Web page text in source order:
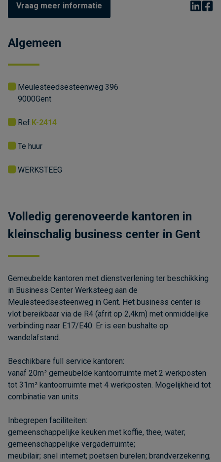
Vraag meer informatie
Algemeen
Gent
9000
Meulesteedsesteenweg 396
Ref. K-2414
Te huur
WERKSTEEG
Volledig gerenoveerde kantoren in
kleinschalig business center in Gent
Gemeubelde kantoren met dienstverlening ter beschikking
in Business Center Werksteeg aan de
Meulesteedsesteenweg in Gent. Het business center is
vlot bereikbaar via de R4 (afrit op 2,4km) met onmiddelijke
verbinding naar E17/E40. Er is een bushalte op
wandelafstand.
Beschikbare full service kantoren:
vanaf 20m² gemeubelde kantoorruimte met 2 werkposten
tot 31m² kantoorruimte met 4 werkposten. Mogelijkheid tot
combinatie van units.
Inbegrepen faciliteiten:
gemeenschappelijke keuken met koffie, thee, water;
gemeenschappelijke vergaderruimte;
meubilair; snel internet; poetsen burelen; brandverzekering;